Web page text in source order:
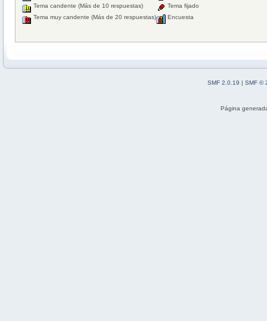
Tema candente (Más de 10 respuestas)
Tema muy candente (Más de 20 respuestas)
Tema fijado
Encuesta
SMF 2.0.19 | SMF ©
Página